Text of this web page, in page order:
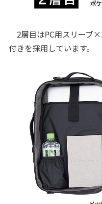
2層目はPC用スリーブ
付きを採用しています。